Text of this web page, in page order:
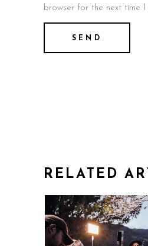
browser for the next time I
RELATED